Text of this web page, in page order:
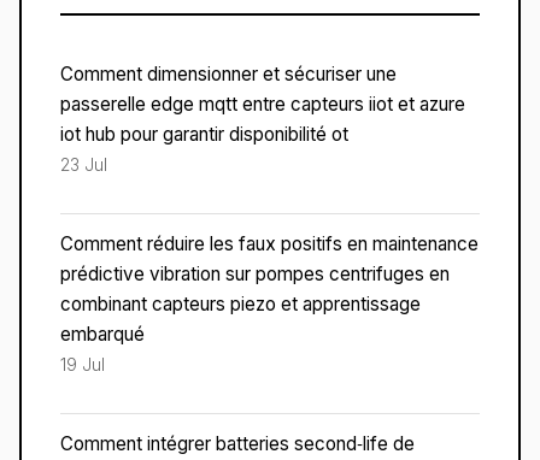
Comment dimensionner et sécuriser une
passerelle edge mqtt entre capteurs iiot et azure
iot hub pour garantir disponibilité ot
23 Jul
Comment réduire les faux positifs en maintenance
prédictive vibration sur pompes centrifuges en
combinant capteurs piezo et apprentissage
embarqué
19 Jul
Comment intégrer batteries second‑life de